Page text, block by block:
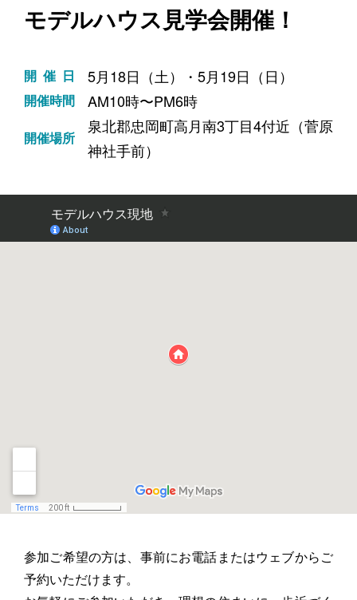
モデルハウス見学会開催！
開催日 5月18日（土）・5月19日（日）
開催時間 AM10時〜PM6時
開催場所
泉北郡忠岡町高月南3丁目4付近（菅原
神社手前）
参加ご希望の方は、事前にお電話またはウェブからご
予約いただけます。